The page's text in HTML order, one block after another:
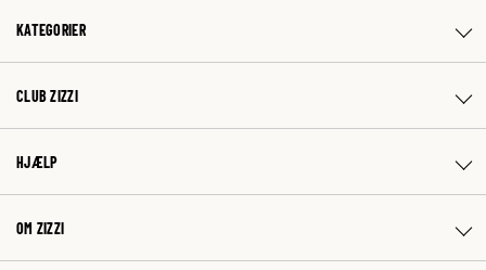
KATEGORIER
CLUB ZIZZI
HJÆLP
OM ZIZZI